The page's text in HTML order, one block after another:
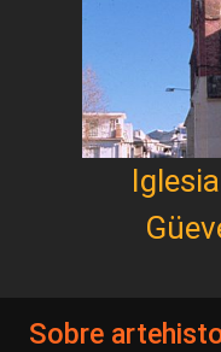
Sobre